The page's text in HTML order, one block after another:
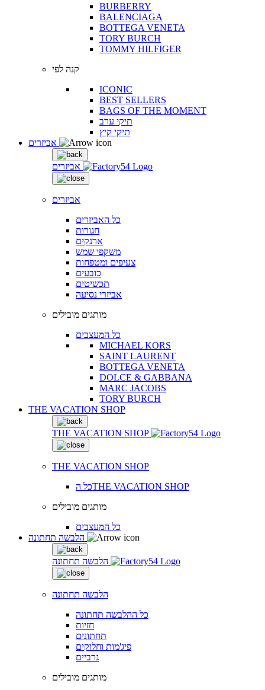
BURBERRY
BALENCIAGA
BOTTEGA VENETA
TORY BURCH
TOMMY HILFIGER
קנה לפי
ICONIC
BEST SELLERS
BAGS OF THE MOMENT
תיקי ערב
תיקי קיץ
אביזרים
אביזרים
כל האביזרים
חגורות
ארנקים
משקפי שמש
צעיפים ומטפחות
כובעים
תכשיטים
אביזרי נסיעה
מותגים מובילים
כל המעצבים
MICHAEL KORS
SAINT LAURENT
BOTTEGA VENETA
DOLCE & GABBANA
MARC JACOBS
TORY BURCH
THE VACATION SHOP
THE VACATION SHOP
THE VACATION SHOP
כל הTHE VACATION SHOP
מותגים מובילים
כל המעצבים
הלבשה תחתונה
הלבשה תחתונה
כל ההלבשה תחתונה
חזיות
תחתונים
פיג'מות וחלוקים
גרביים
מותגים מובילים